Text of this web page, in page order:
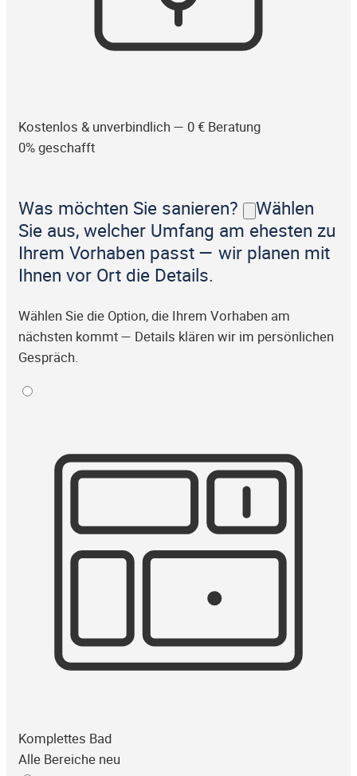
Kostenlos & unverbindlich — 0 € Beratung
0% geschafft
Was möchten Sie sanieren?
Wählen
Sie aus, welcher Umfang am ehesten zu
Ihrem Vorhaben passt — wir planen mit
Ihnen vor Ort die Details.
Wählen Sie die Option, die Ihrem Vorhaben am
nächsten kommt — Details klären wir im persönlichen
Gespräch.
Komplettes Bad
Alle Bereiche neu